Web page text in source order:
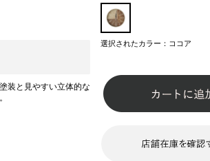
装と見やすい立体的な
選択されたカラー：ココア